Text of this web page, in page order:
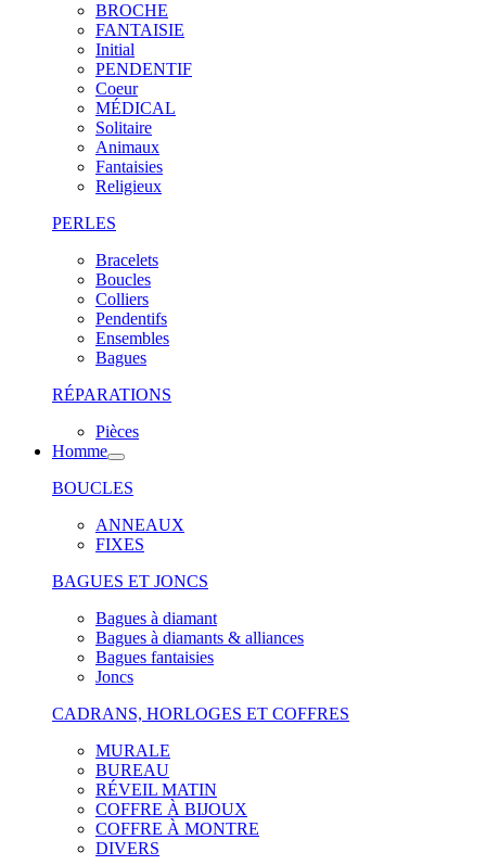
BROCHE
FANTAISIE
Initial
PENDENTIF
Coeur
MÉDICAL
Solitaire
Animaux
Fantaisies
Religieux
PERLES
Bracelets
Boucles
Colliers
Pendentifs
Ensembles
Bagues
RÉPARATIONS
Pièces
Homme
BOUCLES
ANNEAUX
FIXES
BAGUES ET JONCS
Bagues à diamant
Bagues à diamants & alliances
Bagues fantaisies
Joncs
CADRANS, HORLOGES ET COFFRES
MURALE
BUREAU
RÉVEIL MATIN
COFFRE À BIJOUX
COFFRE À MONTRE
DIVERS